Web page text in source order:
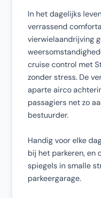
In het dagelijks
verrassend
vierwielaandrijving
cruise control met
zonder stress. De
aparte airco
passagiers net zo
bestuurder.
Handig voor elke
bij het parkeren, en
spiegels in smalle
parkeergarage.